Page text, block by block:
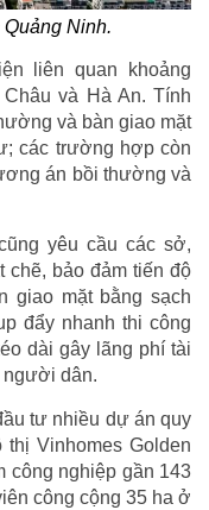
Ninh.
liên quan khoảng
và Hà An. Tính
và bàn giao mặt
các trường hợp còn
án bồi thường và
yêu cầu các sở,
chẽ, bảo đảm tiến độ
giao mặt bằng sạch
đẩy nhanh thi công
dài gây lãng phí tài
người dân.
tư nhiều dự án quy
Vinhomes Golden
công nghiệp gần 143
công cộng 35 ha ở